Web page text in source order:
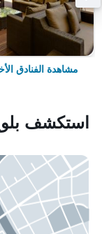
مشاهدة الفنادق
استكشف